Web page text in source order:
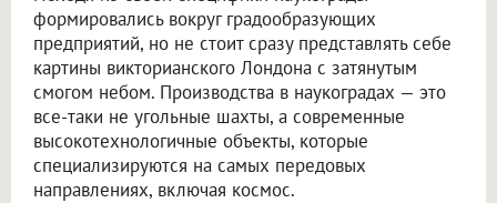
формировались вокруг градообразующих
предприятий, но не стоит сразу представлять себе
картины викторианского Лондона с затянутым
смогом небом. Производства в наукоградах — это
все-таки не угольные шахты, а современные
высокотехнологичные объекты, которые
специализируются на самых передовых
направлениях, включая космос.